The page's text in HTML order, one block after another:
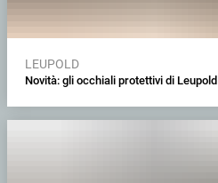
LEUPOLD
Novità: gli occhiali protettivi di Leupold